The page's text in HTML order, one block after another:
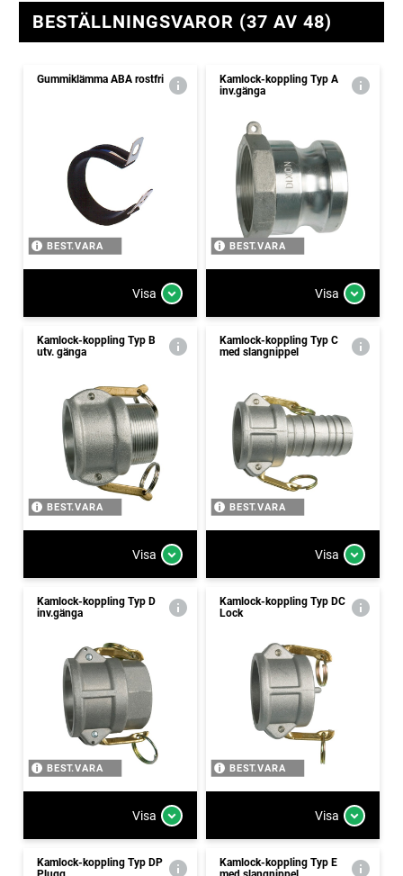
BESTÄLLNINGSVAROR (37 AV 48)
Gummiklämma ABA rostfri
BEST.VARA
Visa
Kamlock-koppling Typ A
inv.gänga
BEST.VARA
Visa
Kamlock-koppling Typ B
utv. gänga
BEST.VARA
Visa
Kamlock-koppling Typ C
med slangnippel
BEST.VARA
Visa
Kamlock-koppling Typ D
inv.gänga
BEST.VARA
Visa
Kamlock-koppling Typ DC
Lock
BEST.VARA
Visa
Kamlock-koppling Typ DP
Kamlock-koppling Typ E